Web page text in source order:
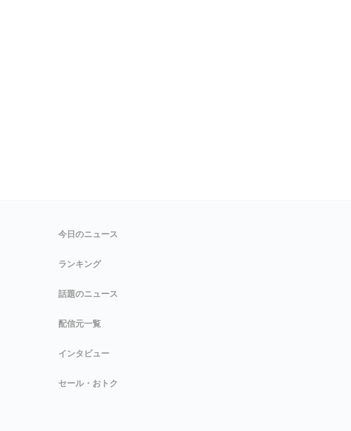
今日のニュース
ランキング
話題のニュース
配信元一覧
インタビュー
セール・おトク